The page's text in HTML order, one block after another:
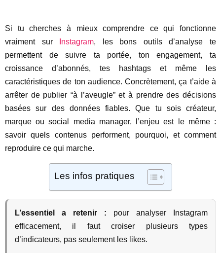
Si tu cherches à mieux comprendre ce qui fonctionne
vraiment sur
Instagram, les bons outils d’analyse te
permettent de suivre ta portée, ton engagement, ta
croissance d’abonnés, tes hashtags et même les
caractéristiques de ton audience. Concrètement, ça t’aide à
arrêter de publier “à l’aveugle” et à prendre des décisions
basées sur des données fiables. Que tu sois créateur,
marque ou social media manager, l’enjeu est le même :
savoir quels contenus performent, pourquoi, et comment
reproduire ce qui marche.
Les infos pratiques
L’essentiel a retenir : pour analyser Instagram
efficacement, il faut croiser plusieurs types
d’indicateurs, pas seulement les likes.